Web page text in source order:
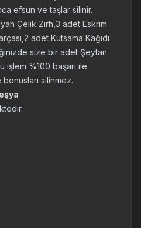
efsun ve taşlar silinir.
Çelik Zırh,3 adet Eskrim
adet Kutsama Kağıdı
size bir adet Şeytan
işlem %100 başarı ile
bonusları silinmez.